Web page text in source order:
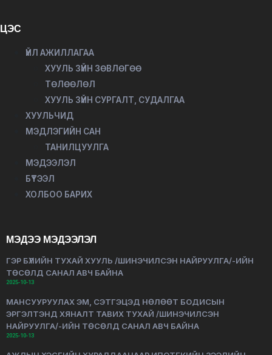
ЦЭС
ҮЙЛ АЖИЛЛАГАА
ХУУЛЬ ЗҮЙН ЗӨВЛӨГӨӨ
ТӨЛӨӨЛӨЛ
ХУУЛЬ ЗҮЙН СУРГАЛТ, СУДАЛГАА
ХУУЛЬЧИД
МЭДЛЭГИЙН САН
ТАНИЛЦУУЛГА
МЭДЭЭЛЭЛ
БҮТЭЭЛ
ХОЛБОО БАРИХ
МЭДЭЭ МЭДЭЭЛЭЛ
ГЭР БҮЛИЙН ТУХАЙ ХУУЛЬ /ШИНЭЧИЛСЭН НАЙРУУЛГА/-ИЙН
ТӨСӨЛД САНАЛ АВЧ БАЙНА
2025-10-13
МАНСУУРУУЛАХ ЭМ, СЭТГЭЦЭД НӨЛӨӨТ БОДИСЫН
ЭРГЭЛТЭНД ХЯНАЛТ ТАВИХ ТУХАЙ /ШИНЭЧИЛСЭН
НАЙРУУЛГА/-ИЙН ТӨСӨЛД САНАЛ АВЧ БАЙНА
2025-10-13